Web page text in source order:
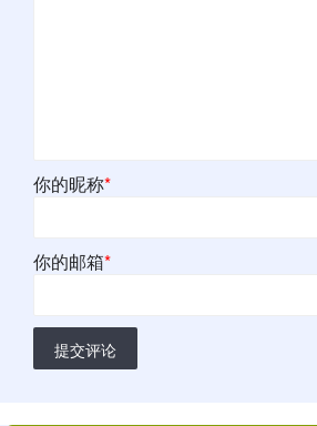
你的昵称*
你的邮箱*
提交评论